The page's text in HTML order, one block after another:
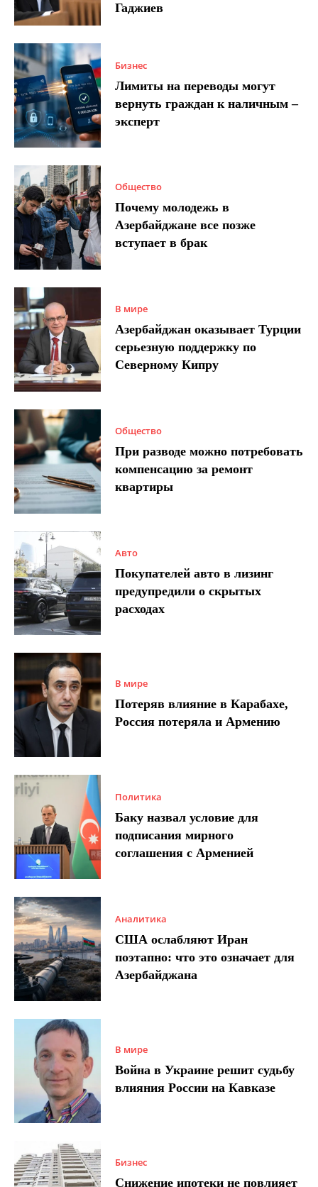
Гаджиев
Бизнес
Лимиты на переводы могут
вернуть граждан к наличным –
эксперт
Общество
Почему молодежь в
Азербайджане все позже
вступает в брак
В мире
Азербайджан оказывает Турции
серьезную поддержку по
Северному Кипру
Общество
При разводе можно потребовать
компенсацию за ремонт
квартиры
Авто
Покупателей авто в лизинг
предупредили о скрытых
расходах
В мире
Потеряв влияние в Карабахе,
Россия потеряла и Армению
Политика
Баку назвал условие для
подписания мирного
соглашения с Арменией
Аналитика
США ослабляют Иран
поэтапно: что это означает для
Азербайджана
В мире
Война в Украине решит судьбу
влияния России на Кавказе
Бизнес
Снижение ипотеки не повлияет